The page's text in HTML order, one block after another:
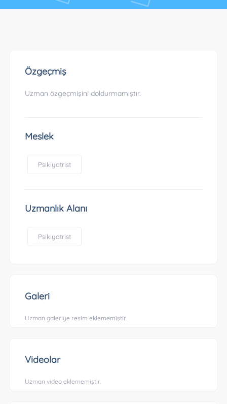
Özgeçmiş
Uzman özgeçmişini doldurmamıştır.
Meslek
Psikiyatrist
Uzmanlık Alanı
Psikiyatrist
Galeri
Uzman galeriye resim eklememiştir.
Videolar
Uzman video eklememiştir.